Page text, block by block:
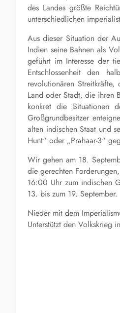
des Landes größte
unterschiedlichen
Aus dieser Situation der
Indien seine Bahnen als
geführt im Interesse der
Entschlossenheit den
revolutionären
Land oder Stadt, die ihren
konkret die
Großgrundbesitzer
alten indischen Staat und
Hunt“ oder „Prahaar-3“
Wir gehen am 18.
die gerechten
16:00 Uhr zum indischen
13. bis zum 19. September.
Nieder mit dem
Unterstützt den Volkskrieg